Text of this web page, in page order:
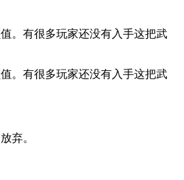
。有很多玩家还没有入手这把武
。有很多玩家还没有入手这把武
弃。